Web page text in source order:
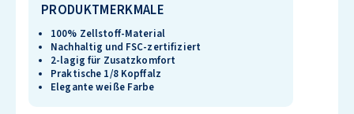
PRODUKTMERKMALE
100% Zellstoff-Material
Nachhaltig und FSC-zertifiziert
2-lagig für Zusatzkomfort
Praktische 1/8 Kopffalz
Elegante weiße Farbe